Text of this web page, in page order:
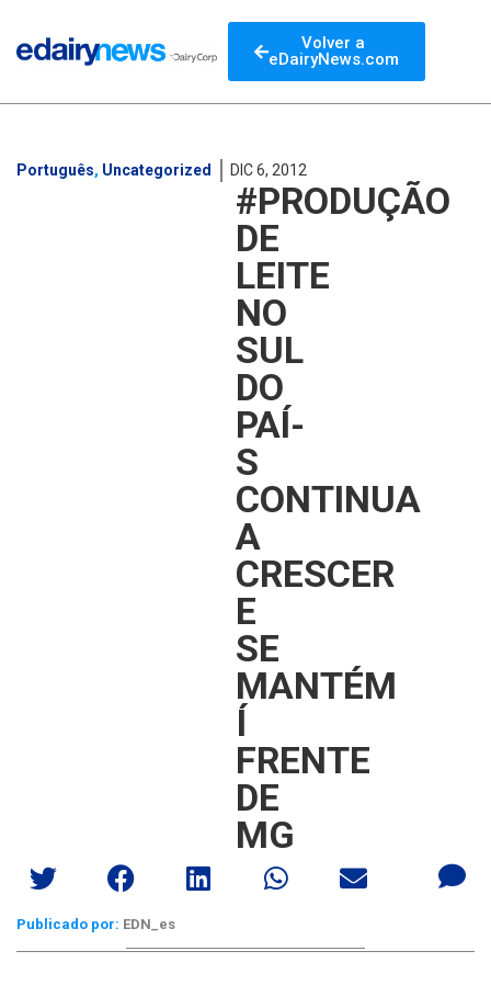
Volver a
eDairyNews.com
Português, Uncategorized DIC 6, 2012
#PRODUÇÃO
DE
LEITE
NO
SUL
DO
PAÍ­
S
CONTINUA
A
CRESCER
E
SE
MANTÉM
Í
FRENTE
DE
MG
Publicado por: EDN_es